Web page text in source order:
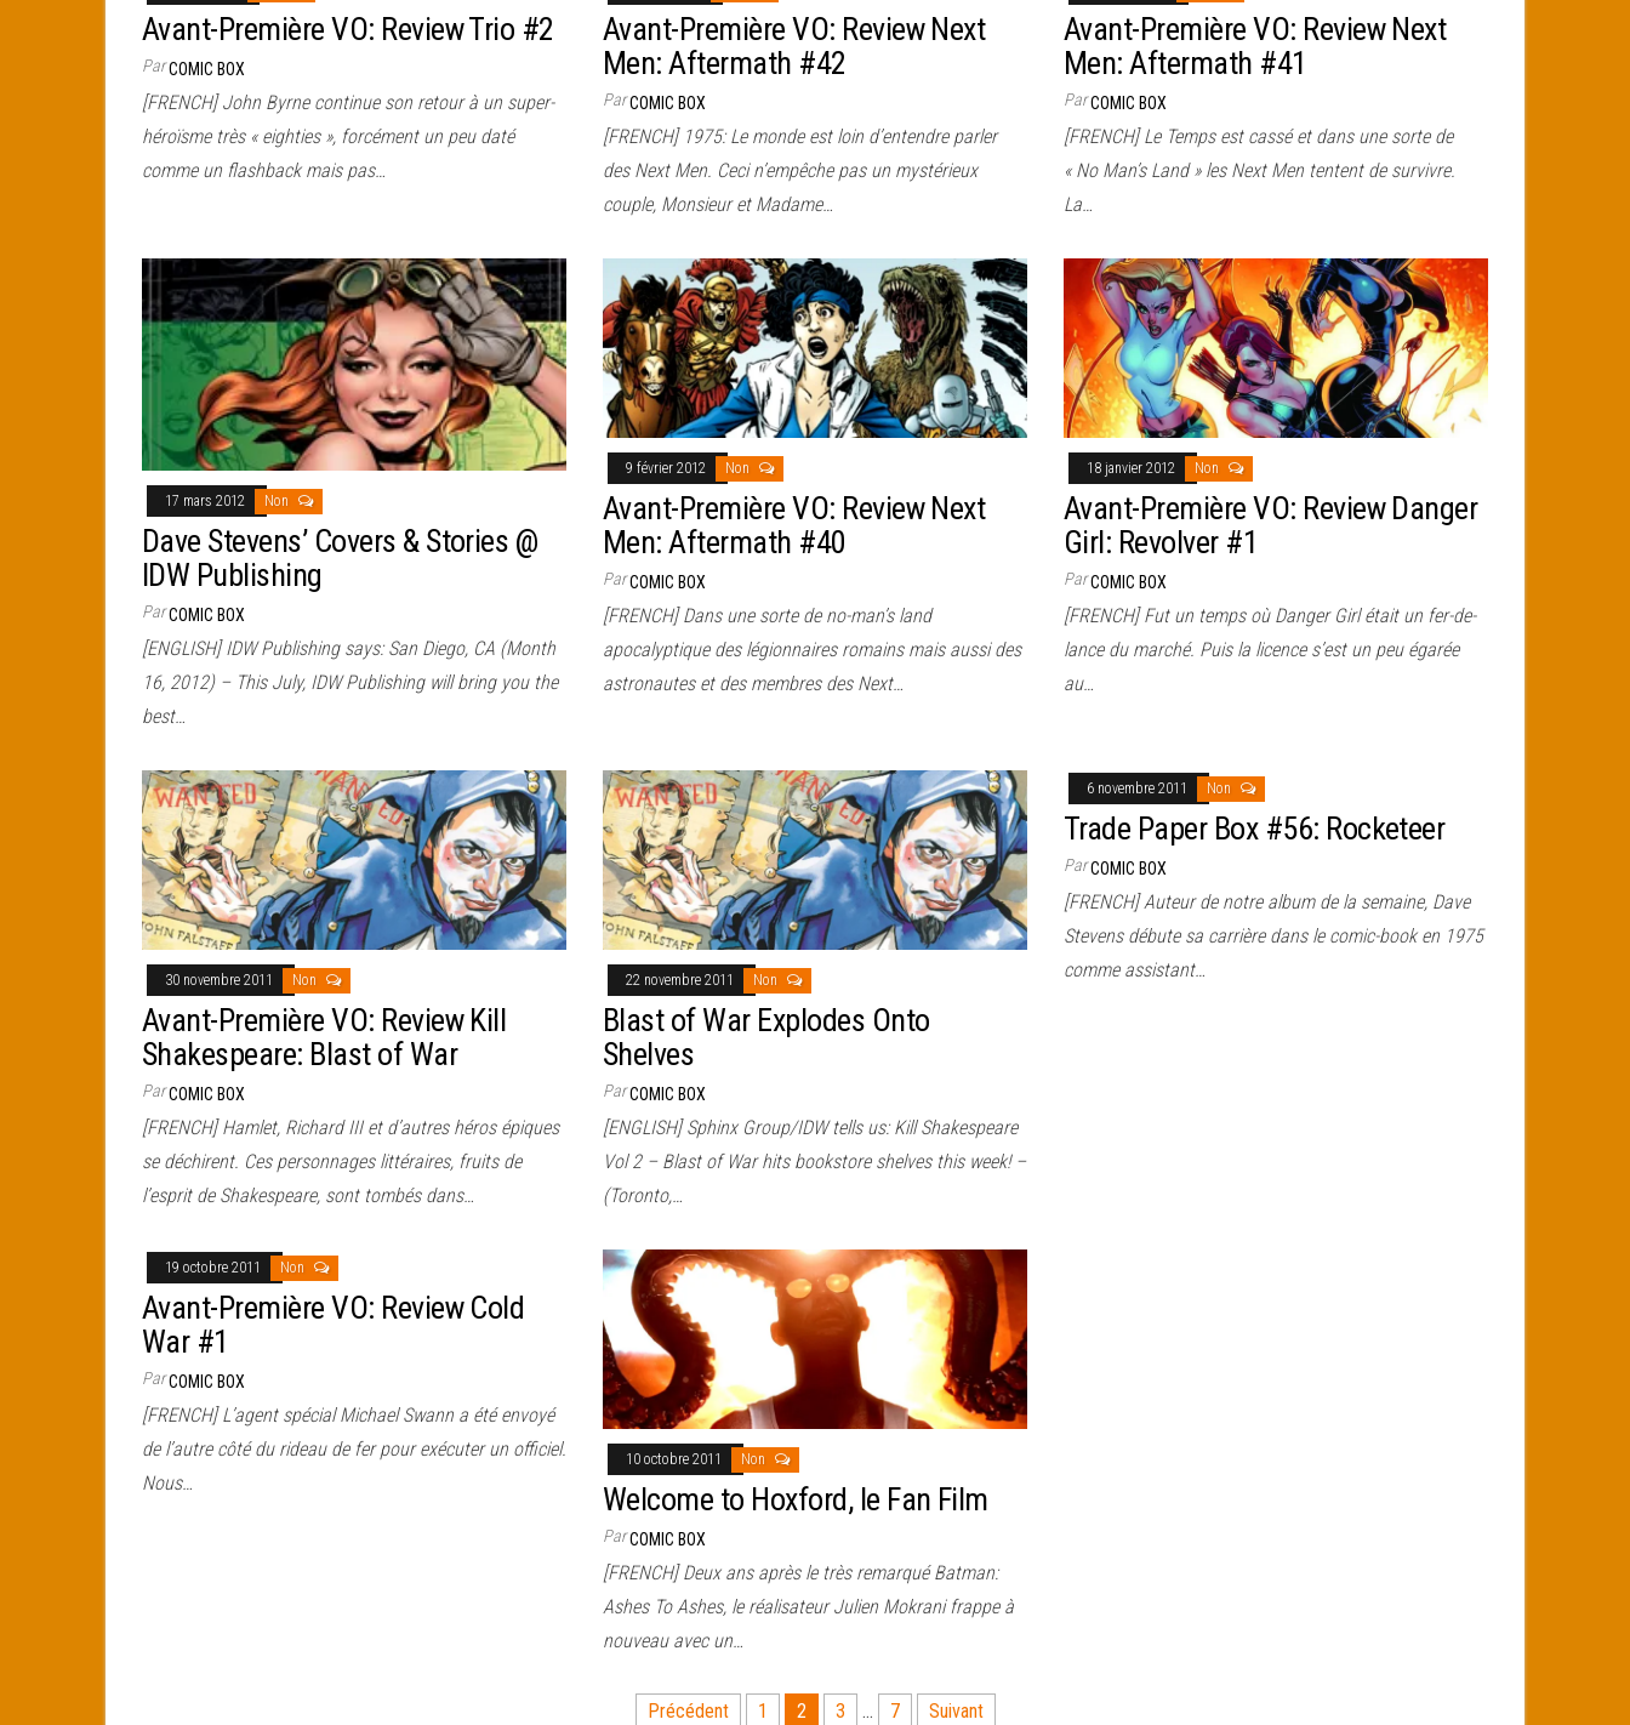
Avant-Première VO: Review Trio #2
ParCOMIC BOX
[FRENCH] John Byrne continue son retour à un super-
héroïsme très « eighties », forcément un peu daté
comme un flashback mais pas…
Avant-Première VO: Review Next
Men: Aftermath #42
ParCOMIC BOX
[FRENCH] 1975: Le monde est loin d’entendre parler
des Next Men. Ceci n’empêche pas un mystérieux
couple, Monsieur et Madame…
Avant-Première VO: Review Next
Men: Aftermath #41
ParCOMIC BOX
[FRENCH] Le Temps est cassé et dans une sorte de
« No Man’s Land » les Next Men tentent de survivre.
La…
17 mars 2012 Non
Dave Stevens’ Covers & Stories @
IDW Publishing
ParCOMIC BOX
[ENGLISH] IDW Publishing says: San Diego, CA (Month
16, 2012) – This July, IDW Publishing will bring you the
best…
9 février 2012 Non
Avant-Première VO: Review Next
Men: Aftermath #40
ParCOMIC BOX
[FRENCH] Dans une sorte de no-man’s land
apocalyptique des légionnaires romains mais aussi des
astronautes et des membres des Next…
18 janvier 2012 Non
Avant-Première VO: Review Danger
Girl: Revolver #1
ParCOMIC BOX
[FRENCH] Fut un temps où Danger Girl était un fer-de-
lance du marché. Puis la licence s’est un peu égarée
au…
30 novembre 2011 Non
Avant-Première VO: Review Kill
Shakespeare: Blast of War
ParCOMIC BOX
[FRENCH] Hamlet, Richard III et d’autres héros épiques
se déchirent. Ces personnages littéraires, fruits de
l’esprit de Shakespeare, sont tombés dans…
22 novembre 2011 Non
Blast of War Explodes Onto
Shelves
ParCOMIC BOX
[ENGLISH] Sphinx Group/IDW tells us: Kill Shakespeare
Vol 2 – Blast of War hits bookstore shelves this week! –
(Toronto,…
6 novembre 2011 Non
Trade Paper Box #56: Rocketeer
ParCOMIC BOX
[FRENCH] Auteur de notre album de la semaine, Dave
Stevens débute sa carrière dans le comic-book en 1975
comme assistant…
19 octobre 2011 Non
Avant-Première VO: Review Cold
War #1
ParCOMIC BOX
[FRENCH] L’agent spécial Michael Swann a été envoyé
de l’autre côté du rideau de fer pour exécuter un officiel.
Nous…
10 octobre 2011 Non
Welcome to Hoxford, le Fan Film
ParCOMIC BOX
[FRENCH] Deux ans après le très remarqué Batman:
Ashes To Ashes, le réalisateur Julien Mokrani frappe à
nouveau avec un…
Précédent 1 2 3 … 7 Suivant